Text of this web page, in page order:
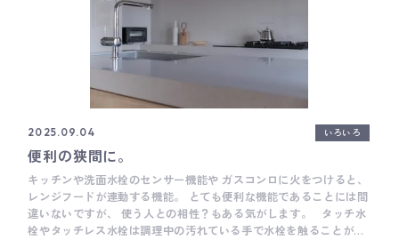
もあったり。 また、本革には大きく分けて素材本来の質感を活かし
たヌメ革と、メンテナンス性を考慮したクロム革の2種類があって、
それぞれ厚みのバリエーションがあるため、使うレザーによって製
作方法を選ぶ、もしくは製作方法に合わせたレザーを選ぶ必要があ
ります。 はじめての経験ということもあって、缶コーヒーと缶ビー
ルを授業料代わりに、何度もソファ職人のもとに足を運びながら、
たくさんのことを学ぶことができました。 キッチンのような水回り
は難しいですが、TVボードなど比較的メンテナンスフリーな製品を
とことんこだわってつくりたい時など、レザー扉とてもおすすめで
す。 廣田 ___ Basisは、木工家具職人による細やかな手仕事を大切
にしたオーダーキッチンメーカーです。 キッチン全体の雰囲気だけ
ではなく、家具のように細かい部分までとことんこだわって作るこ
とがとても得意です。 オーダーキッチンをご検討の際は、ぜひお気
軽にご相談ください。 Basisのキッチンづくりについて Basisの製
2025.09.04 いろいろ
便利の狭間に。
キッチンや洗面水栓のセンサー機能や ガスコンロに火をつけると、
レンジフードが連動する機能。 とても便利な機能であることには間
違いないですが、 使う人との相性？もある気がします。 タッチ水
栓やタッチレス水栓は調理中の汚れている手で水栓を触ることがな